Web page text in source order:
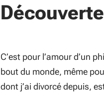
C’est pour l’amour d’un
bout du monde, même
dont j’ai divorcé depuis,